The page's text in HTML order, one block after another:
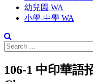
幼兒園 WA
小學-中學 WA
Search
for:
106-1 中印華語